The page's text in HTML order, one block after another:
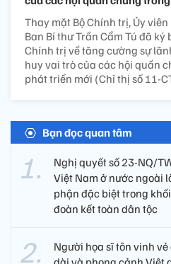
Thay mặt Bộ Chính trị, Ủy
Ban Bí thư Trần Cẩm Tú đã
Chính trị về tăng cường sự
huy vai trò của các hội quần
phát triển mới (Chỉ thị số 11-
Bạn đọc quan tâm
Nghị quyết số 23-NQ/
Việt Nam ở nước ngoài
phận đặc biệt trong
đoàn kết toàn dân tộc
Người họa sĩ tôn vinh vẻ